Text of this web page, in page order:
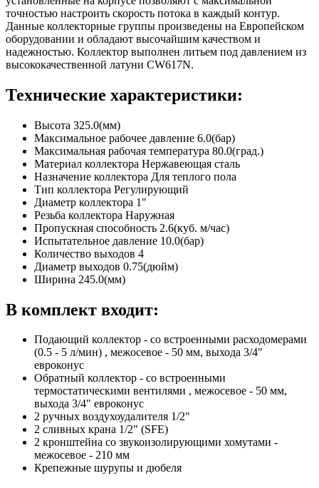
точностью настроить скорость потока в каждый контур.
Данные коллекторные группы произведены на Европейском
оборудовании и обладают высочайшим качеством и
надежностью. Коллектор выполнен литьем под давлением из
высококачественной латуни CW617N.
Технические характеристики:
Высота 325.0(мм)
Максимальное рабочее давление 6.0(бар)
Максимальная рабочая температура 80.0(град.)
Материал коллектора Нержавеющая сталь
Назначение коллектора Для теплого пола
Тип коллектора Регулирующий
Диаметр коллектора 1"
Резьба коллектора Наружная
Пропускная способность 2.6(куб. м/час)
Испытательное давление 10.0(бар)
Количество выходов 4
Диаметр выходов 0.75(дюйм)
Ширина 245.0(мм)
В комплект входит:
Подающий коллектор - со встроенными расходомерами
(0.5 - 5 л/мин) , межосевое - 50 мм, выхода 3/4"
евроконус
Обратный коллектор - со встроенными
термостатическими вентилями , межосевое - 50 мм,
выхода 3/4" евроконус
2 ручных воздухоудалителя 1/2"
2 сливных крана 1/2" (SFE)
2 кронштейна со звукоизолирующими хомутами -
межосевое - 210 мм
Крепежные шурупы и дюбеля